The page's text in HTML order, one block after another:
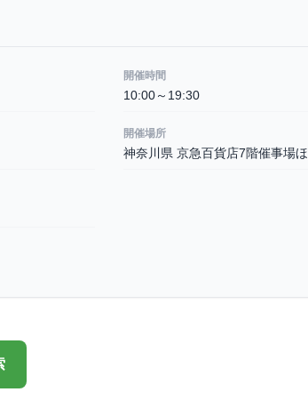
開催時間
10:00～19:30
開催場所
神奈川県 京急百貨店7階催事場